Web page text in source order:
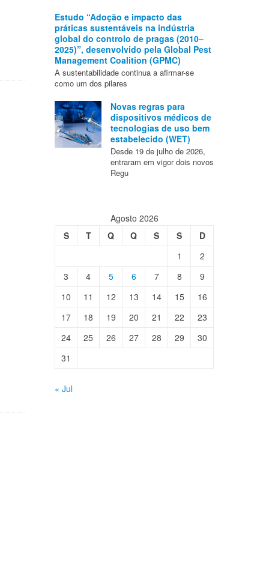
Estudo “Adoção e impacto das
práticas sustentáveis na indústria
global do controlo de pragas (2010–
2025)”, desenvolvido pela Global Pest
Management Coalition (GPMC)
A sustentabilidade continua a afirmar-se
como um dos pilares
Novas regras para
dispositivos médicos de
tecnologias de uso bem
estabelecido (WET)
Desde 19 de julho de 2026,
entraram em vigor dois novos
Regu
Agosto 2026
S
T Q Q S S
D
1
2
3
4 5 6 7 8
9
10
11 12 13 14 15
16
17
18 19 20 21 22
23
24
25 26 27 28 29
30
31
« Jul